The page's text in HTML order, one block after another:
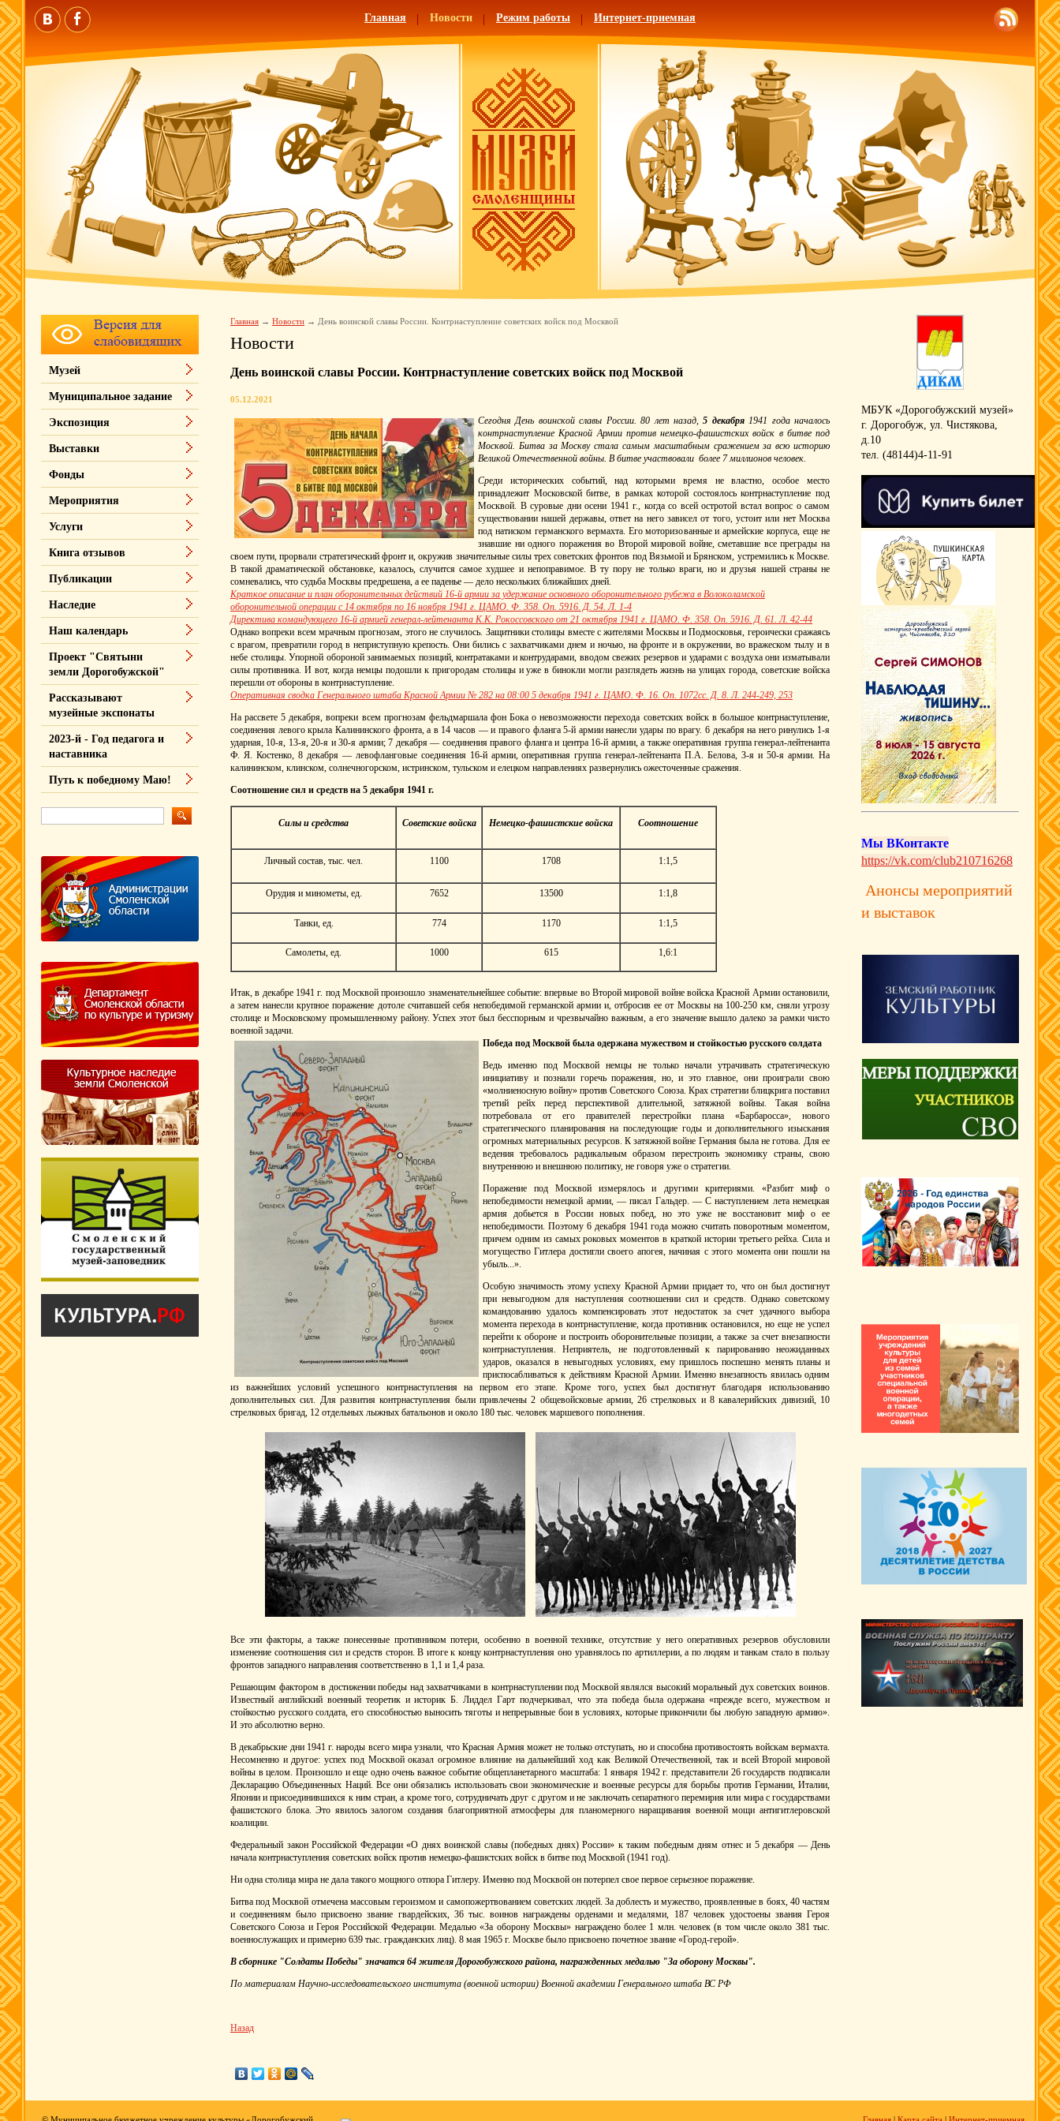
Главная Новости Режим работы Интернет-приемная
Главная Новости День воинской славы России. Контрнаступление советских войск под Москвой
Новости
День воинской славы России. Контрнаступление советских войск под Москвой
05.12.2021
Сегодня День воинской славы России. 80 лет назад,5 декабря1941 года началось
контрнаступление Красной Армии против немецко-фашистских войск в битве под
Москвой. Битва за Москву стала самым масштабным сражением за всю историю
Великой Отечественной войны. В битве участвовали более 7 миллионов человек.
Среди исторических событий, над которыми время не властно, особое место
принадлежит Московской битве, в рамках которой состоялось контрнаступление под
Москвой. В суровые дни осени 1941 г., когда со всей остротой встал вопрос о самом
существовании нашей державы, ответ на него зависел от того, устоит или нет Москва
под натиском германского вермахта. Его моторизованные и армейские корпуса, еще не
знавшие ни одного поражения во Второй мировой войне, сметавшие все преграды на
своем пути, прорвали стратегический фронт и, окружив значительные силы трех советских фронтов под Вязьмой и Брянском, устремились к Москве.
В такой драматической обстановке, казалось, случится самое худшее и непоправимое. В ту пору не только враги, но и друзья нашей страны не
сомневались, что судьба Москвы предрешена, а ее паденье — дело нескольких ближайших дней.
Краткое описание и план оборонительных действий 16-й армии за удержание основного оборонительного рубежа в Волоколамской
оборонительной операции с 14 октября по 16 ноября 1941 г. ЦАМО. Ф. 358. Оп. 5916. Д. 54. Л. 1-4
Директива командующего 16-й армией генерал-лейтенанта К.К. Рокоссовского от 21 октября 1941 г. ЦАМО. Ф. 358. Оп. 5916. Д. 61. Л. 42-44
Однако вопреки всем мрачным прогнозам, этого не случилось. Защитники столицы вместе с жителями Москвы и Подмосковья, героически сражаясь
с врагом, превратили город в неприступную крепость. Они бились с захватчиками днем и ночью, на фронте и в окружении, во вражеском тылу и в
небе столицы. Упорной обороной занимаемых позиций, контратаками и контрударами, вводом свежих резервов и ударами с воздуха они изматывали
силы противника. И вот, когда немцы подошли к пригородам столицы и уже в бинокли могли разглядеть жизнь на улицах города, советские войска
перешли от обороны в контрнаступление.
Оперативная сводка Генерального штаба Красной Армии № 282 на 08:00 5 декабря 1941 г. ЦАМО. Ф. 16. Оп. 1072сс. Д. 8. Л. 244-249, 253
На рассвете 5 декабря, вопреки всем прогнозам фельдмаршала фон Бока о невозможности перехода советских войск в большое контрнаступление,
соединения левого крыла Калининского фронта, а в 14 часов — и правого фланга 5-й армии нанесли удары по врагу. 6 декабря на него ринулись 1-я
ударная, 10-я, 13-я, 20-я и 30-я армии; 7 декабря — соединения правого фланга и центра 16-й армии, а также оперативная группа генерал-лейтенанта
Ф. Я. Костенко, 8 декабря — левофланговые соединения 16-й армии, оперативная группа генерал-лейтенанта П.А. Белова, 3-я и 50-я армии. На
калининском, клинском, солнечногорском, истринском, тульском и елецком направлениях развернулись ожесточенные сражения.
Соотношение сил и средств на 5 декабря 1941 г.
Силы и средства Советские войска Немецко-фашистские войска Соотношение
Личный состав, тыс. чел. 1100 1708 1:1,5
Орудия и минометы, ед. 7652 13500 1:1,8
Танки, ед. 774 1170 1:1,5
Самолеты, ед. 1000 615 1,6:1
Итак, в декабре 1941 г. под Москвой произошло знаменательнейшее событие: впервые во Второй мировой войне войска Красной Армии остановили,
а затем нанесли крупное поражение дотоле считавшей себя непобедимой германской армии и, отбросив ее от Москвы на 100-250 км, сняли угрозу
столице и Московскому промышленному району. Успех этот был бесспорным и чрезвычайно важным, а его значение вышло далеко за рамки чисто
военной задачи.
Победа под Москвой была одержана мужеством и стойкостью русского солдата
Ведь именно под Москвой немцы не только начали утрачивать стратегическую
инициативу и познали горечь поражения, но, и это главное, они проиграли свою
«молниеносную войну» против Советского Союза. Крах стратегии блицкрига поставил
третий рейх перед перспективой длительной, затяжной войны. Такая война
потребовала от его правителей перестройки плана «Барбаросса», нового
стратегического планирования на последующие годы и дополнительного изыскания
огромных материальных ресурсов. К затяжной войне Германия была не готова. Для ее
ведения требовалось радикальным образом перестроить экономику страны, свою
внутреннюю и внешнюю политику, не говоря уже о стратегии.
Поражение под Москвой измерялось и другими критериями. «Разбит миф о
непобедимости немецкой армии, — писал Гальдер. — С наступлением лета немецкая
армия добьется в России новых побед, но это уже не восстановит миф о ее
непобедимости. Поэтому 6 декабря 1941 года можно считать поворотным моментом,
причем одним из самых роковых моментов в краткой истории третьего рейха. Сила и
могущество Гитлера достигли своего апогея, начиная с этого момента они пошли на
убыль...».
Особую значимость этому успеху Красной Армии придает то, что он был достигнут
при невыгодном для наступления соотношении сил и средств. Однако советскому
командованию удалось компенсировать этот недостаток за счет удачного выбора
момента перехода в контрнаступление, когда противник остановился, но еще не успел
перейти к обороне и построить оборонительные позиции, а также за счет внезапности
контрнаступления. Неприятель, не подготовленный к парированию неожиданных
ударов, оказался в невыгодных условиях, ему пришлось поспешно менять планы и
приспосабливаться к действиям Красной Армии. Именно внезапность явилась одним
из важнейших условий успешного контрнаступления на первом его этапе. Кроме того, успех был достигнут благодаря использованию
дополнительных сил. Для развития контрнаступления были привлечены 2 общевойсковые армии, 26 стрелковых и 8 кавалерийских дивизий, 10
стрелковых бригад, 12 отдельных лыжных батальонов и около 180 тыс. человек маршевого пополнения.
Все эти факторы, а также понесенные противником потери, особенно в военной технике, отсутствие у него оперативных резервов обусловили
изменение соотношения сил и средств сторон. В итоге к концу контрнаступления оно уравнялось по артиллерии, а по людям и танкам стало в пользу
фронтов западного направления соответственно в 1,1 и 1,4 раза.
Решающим фактором в достижении победы над захватчиками в контрнаступлении под Москвой являлся высокий моральный дух советских воинов.
Известный английский военный теоретик и историк Б. Лиддел Гарт подчеркивал, что эта победа была одержана «прежде всего, мужеством и
стойкостью русского солдата, его способностью выносить тяготы и непрерывные бои в условиях, которые прикончили бы любую западную армию».
И это абсолютно верно.
В декабрьские дни 1941 г. народы всего мира узнали, что Красная Армия может не только отступать, но и способна противостоять войскам вермахта.
Несомненно и другое: успех под Москвой оказал огромное влияние на дальнейший ход как Великой Отечественной, так и всей Второй мировой
войны в целом. Произошло и еще одно очень важное событие общепланетарного масштаба: 1 января 1942 г. представители 26 государств подписали
Декларацию Объединенных Наций. Все они обязались использовать свои экономические и военные ресурсы для борьбы против Германии, Италии,
Японии и присоединившихся к ним стран, а кроме того, сотрудничать друг с другом и не заключать сепаратного перемирия или мира с государствами
фашистского блока. Это явилось залогом создания благоприятной атмосферы для планомерного наращивания военной мощи антигитлеровской
коалиции.
Федеральный закон Российской Федерации «О днях воинской славы (победных днях) России» к таким победным дням отнес и 5 декабря — День
начала контрнаступления советских войск против немецко-фашистских войск в битве под Москвой (1941 год).
Ни одна столица мира не дала такого мощного отпора Гитлеру. Именно под Москвой он потерпел свое первое серьезное поражение.
Битва под Москвой отмечена массовым героизмом и самопожертвованием советских людей. За доблесть и мужество, проявленные в боях, 40 частям
и соединениям было присвоено звание гвардейских, 36 тыс. воинов награждены орденами и медалями, 187 человек удостоены звания Героя
Советского Союза и Героя Российской Федерации. Медалью «За оборону Москвы» награждено более 1 млн. человек (в том числе около 381 тыс.
военнослужащих и примерно 639 тыс. гражданских лиц). 8 мая 1965 г. Москве было присвоено почетное звание «Город-герой».
В сборнике "Солдаты Победы" значатся 64 жителя Дорогобужского района, награжденных медалью "За оборону Москвы".
По материалам Научно-исследовательского института (военной истории) Военной академии Генерального штаба ВС РФ
Назад
Музей
Муниципальное задание
Экспозиция
Выставки
Фонды
Мероприятия
Услуги
Книга отзывов
Публикации
Наследие
Наш календарь
Проект "Святыни
земли Дорогобужской"
Рассказывают
музейные экспонаты
2023-й - Год педагога и
наставника
Путь к победному Маю!
МБУК «Дорогобужский музей»
г. Дорогобуж, ул. Чистякова,
д.10
тел. (48144)4-11-91
Мы ВКонтакте
https://vk.com/club210716268
Анонсы мероприятий
и выставок